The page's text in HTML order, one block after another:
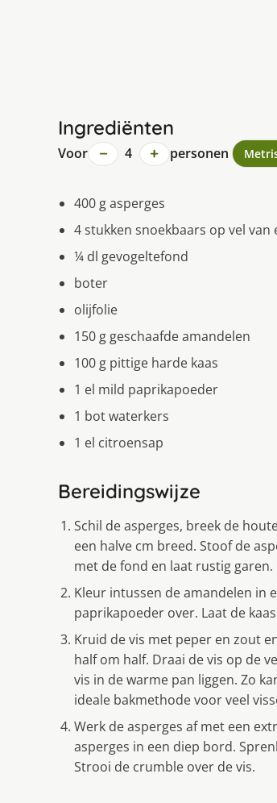
Ingrediënten
Voor − 4 + personen
400 g asperges
4 stukken snoekbaars op vel van
¼ dl gevogeltefond
boter
olijfolie
150 g geschaafde amandelen
100 g pittige harde kaas
1 el mild paprikapoeder
1 bot waterkers
1 el citroensap
Bereidingswijze
Schil de asperges, breek de
een halve cm breed. Stoof de
met de fond en laat rustig garen.
Kleur intussen de amandelen in
paprikapoeder over. Laat de
Kruid de vis met peper en zout
half om half. Draai de vis op de
vis in de warme pan liggen. Zo
ideale bakmethode voor veel
Werk de asperges af met een
asperges in een diep bord.
Strooi de crumble over de vis.